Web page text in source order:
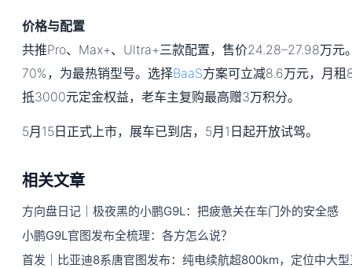
价格与配置
共推Pro、Max+、Ultra+三款配置，售价24.28–27.98万元
70%，为最热销型号。选择BaaS方案可立减8.6万元，月
抵3000元定金权益，老车主复购最高赠3万积分。
5月15日正式上市，展车已到店，5月1日起开放试驾。
相关文章
方向盘日记｜极夜黑的小鹏G9L：把疲惫关在车门外的安全感
小鹏G9L官图发布全梳理：各方怎么说？
首发｜比亚迪8系唐官图发布：纯电续航超800km，定位中大